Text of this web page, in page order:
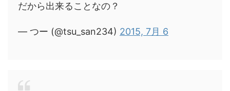
だから出来ることなの？
— つー (@tsu_san234) 2015, 7月 6